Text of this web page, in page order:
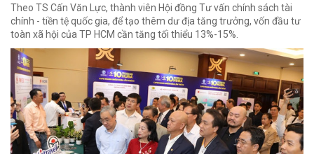
Theo TS Cấn Văn Lực, thành viên Hội đồng Tư vấn chính sách tài
chính - tiền tệ quốc gia, để tạo thêm dư địa tăng trưởng, vốn đầu tư
toàn xã hội của TP HCM cần tăng tối thiểu 13%-15%.